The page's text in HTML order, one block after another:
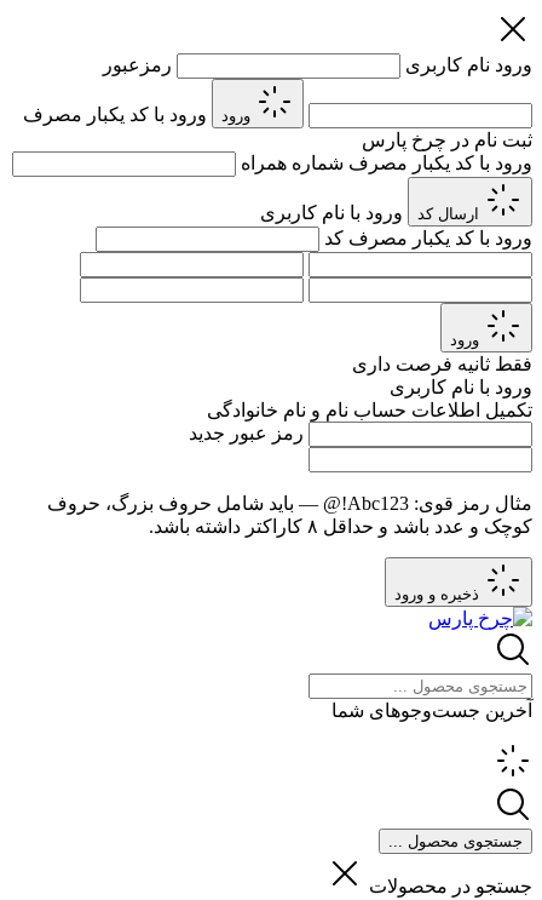
ورود نام کاربری رمزعبور
ورود
ورود با کد یکبار مصرف
ثبت نام در چرخ پارس
ورود با کد یکبار مصرف شماره همراه
ارسال کد
ورود با نام کاربری
ورود با کد یکبار مصرف کد
ورود
فقط ثانیه فرصت داری
ورود با نام کاربری
تکمیل اطلاعات حساب نام و نام خانوادگی
رمز عبور جدید
مثال رمز قوی: Abc123!@
— باید شامل حروف بزرگ، حروف
کوچک و عدد باشد و حداقل ۸ کاراکتر داشته باشد.
ذخیره و ورود
آخرین جست‌وجوهای شما
جستجوی محصول ...
جستجو در محصولات